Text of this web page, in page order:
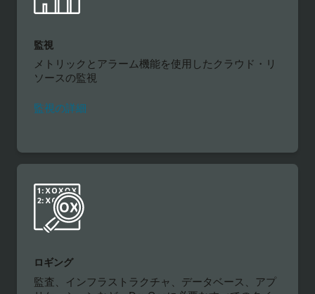
監視
メトリックとアラーム機能を使用したクラウド・リ
ソースの監視
監視の詳細
ロギング
監査、インフラストラクチャ、データベース、アプ